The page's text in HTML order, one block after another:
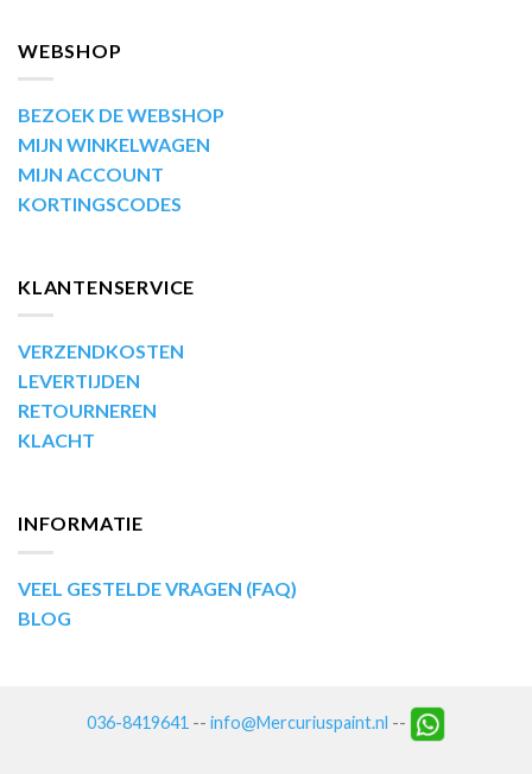
WEBSHOP
BEZOEK DE WEBSHOP
MIJN WINKELWAGEN
MIJN ACCOUNT
KORTINGSCODES
KLANTENSERVICE
VERZENDKOSTEN
LEVERTIJDEN
RETOURNEREN
KLACHT
INFORMATIE
VEEL GESTELDE VRAGEN (FAQ)
BLOG
036-8419641 -- info@Mercuriuspaint.nl --